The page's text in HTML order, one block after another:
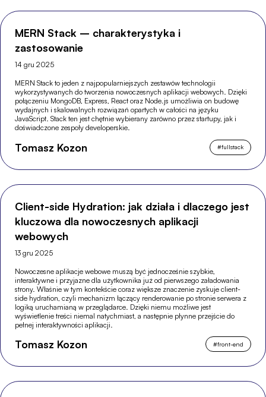
MERN Stack – charakterystyka i
zastosowanie
14 gru 2025
MERN Stack to jeden z najpopularniejszych zestawów technologii
wykorzystywanych do tworzenia nowoczesnych aplikacji webowych. Dzięki
połączeniu MongoDB, Express, React oraz Node.js umożliwia on budowę
wydajnych i skalowalnych rozwiązań opartych w całości na języku
JavaScript. Stack ten jest chętnie wybierany zarówno przez startupy, jak i
doświadczone zespoły developerskie.
Tomasz Kozon #fullstack
Client-side Hydration: jak działa i dlaczego jest
kluczowa dla nowoczesnych aplikacji
webowych
13 gru 2025
Nowoczesne aplikacje webowe muszą być jednocześnie szybkie,
interaktywne i przyjazne dla użytkownika już od pierwszego załadowania
strony. Właśnie w tym kontekście coraz większe znaczenie zyskuje client-
side hydration, czyli mechanizm łączący renderowanie po stronie serwera z
logiką uruchamianą w przeglądarce. Dzięki niemu możliwe jest
wyświetlenie treści niemal natychmiast, a następnie płynne przejście do
pełnej interaktywności aplikacji.
Tomasz Kozon #front-end